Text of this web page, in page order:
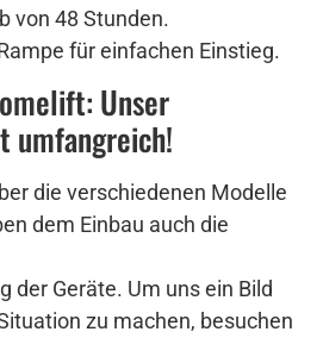
von 48 Stunden.
für einfachen Einstieg.
Unser
umfangreich!
die verschiedenen Modelle
dem Einbau auch die
der Geräte. Um uns ein Bild
zu machen, besuchen